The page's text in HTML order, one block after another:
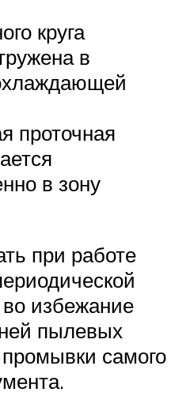
круга
в
проточная
в зону
при работе
избежание
пылевых
самого